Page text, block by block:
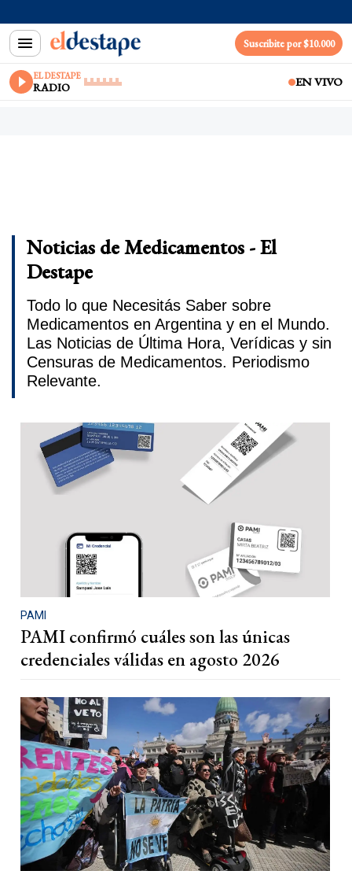
Suscribite por $10.000
EL DESTAPE
RADIO EN VIVO
Noticias de Medicamentos - El
Destape
Todo lo que Necesitás Saber sobre
Medicamentos en Argentina y en el Mundo.
Las Noticias de Última Hora, Verídicas y sin
Censuras de Medicamentos. Periodismo
Relevante.
PAMI
PAMI confirmó cuáles son las únicas
credenciales válidas en agosto 2026